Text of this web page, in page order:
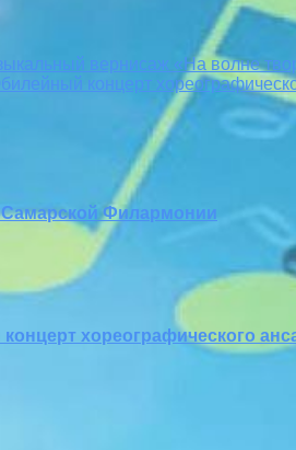
вернисаж «На волне
концерт
Филармонии
хореографического